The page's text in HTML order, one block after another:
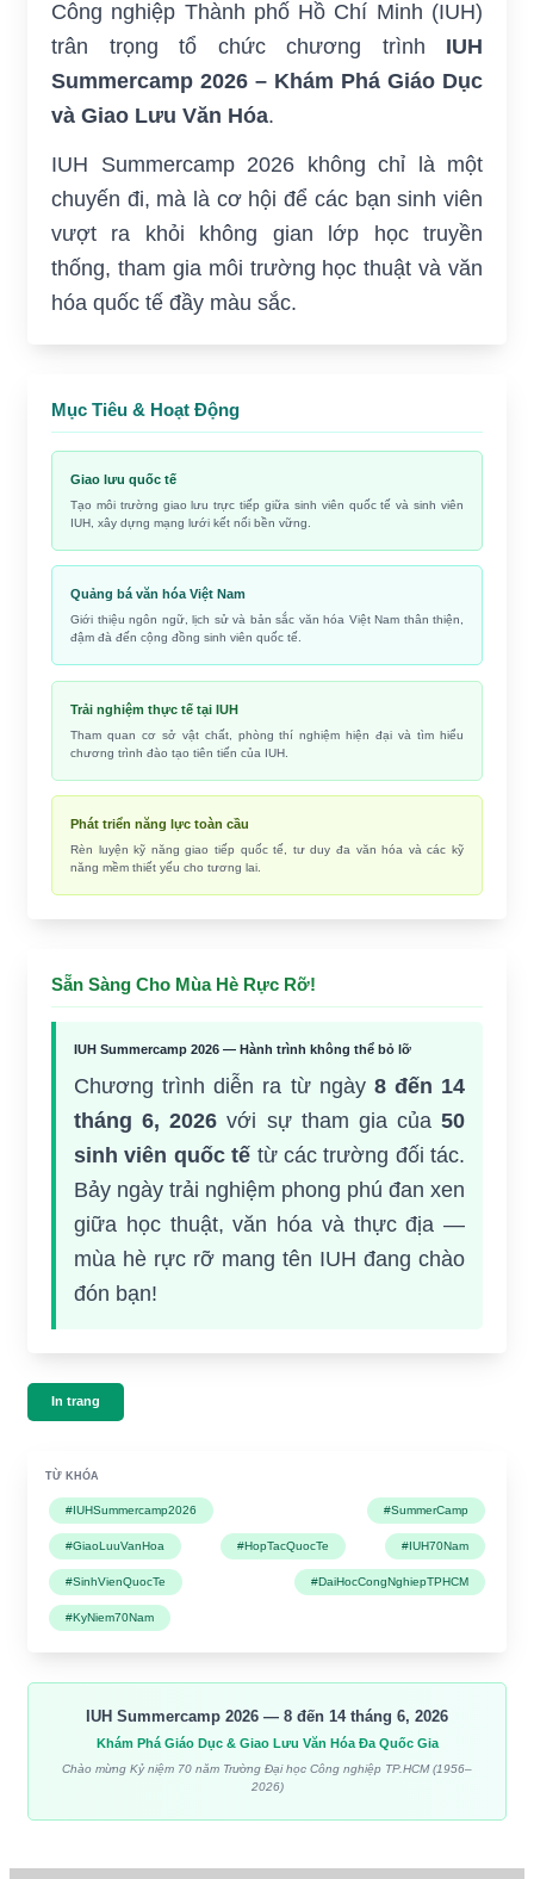
Công nghiệp Thành phố Hồ Chí Minh (IUH)
trân trọng tổ chức chương trình IUH
Summercamp 2026 – Khám Phá Giáo Dục
và Giao Lưu Văn Hóa.
IUH Summercamp 2026 không chỉ là một
chuyến đi, mà là cơ hội để các bạn sinh viên
vượt ra khỏi không gian lớp học truyền
thống, tham gia môi trường học thuật và văn
hóa quốc tế đầy màu sắc.
Mục Tiêu & Hoạt Động
Giao lưu quốc tế
Tạo môi trường giao lưu trực tiếp giữa sinh viên quốc tế và sinh viên
IUH, xây dựng mạng lưới kết nối bền vững.
Quảng bá văn hóa Việt Nam
Giới thiệu ngôn ngữ, lịch sử và bản sắc văn hóa Việt Nam thân thiện,
đậm đà đến cộng đồng sinh viên quốc tế.
Trải nghiệm thực tế tại IUH
Tham quan cơ sở vật chất, phòng thí nghiệm hiện đại và tìm hiểu
chương trình đào tạo tiên tiến của IUH.
Phát triển năng lực toàn cầu
Rèn luyện kỹ năng giao tiếp quốc tế, tư duy đa văn hóa và các kỹ
năng mềm thiết yếu cho tương lai.
Sẵn Sàng Cho Mùa Hè Rực Rỡ!
IUH Summercamp 2026 — Hành trình không thể bỏ lỡ
Chương trình diễn ra từ ngày 8 đến 14
tháng 6, 2026 với sự tham gia của 50
sinh viên quốc tế từ các trường đối tác.
Bảy ngày trải nghiệm phong phú đan xen
giữa học thuật, văn hóa và thực địa —
mùa hè rực rỡ mang tên IUH đang chào
đón bạn!
In trang
TỪ KHÓA
#IUHSummercamp2026 #SummerCamp
#GiaoLuuVanHoa #HopTacQuocTe #IUH70Nam
#SinhVienQuocTe #DaiHocCongNghiepTPHCM
#KyNiem70Nam
IUH Summercamp 2026 — 8 đến 14 tháng 6, 2026
Khám Phá Giáo Dục & Giao Lưu Văn Hóa Đa Quốc Gia
Chào mừng Kỷ niệm 70 năm Trường Đại học Công nghiệp TP.HCM (1956–
2026)